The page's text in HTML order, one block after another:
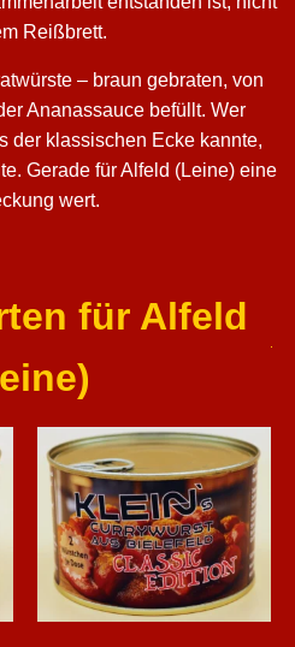
Reißbrett.
– braun gebraten, von
Ananassauce befüllt. Wer
der klassischen Ecke kannte,
Gerade für Alfeld (Leine) eine
wert.
für Alfeld